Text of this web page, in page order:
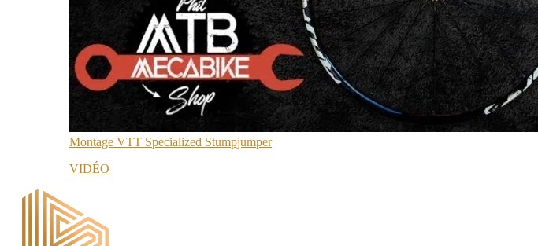
Montage VTT Specialized Stumpjumper
VIDÉO